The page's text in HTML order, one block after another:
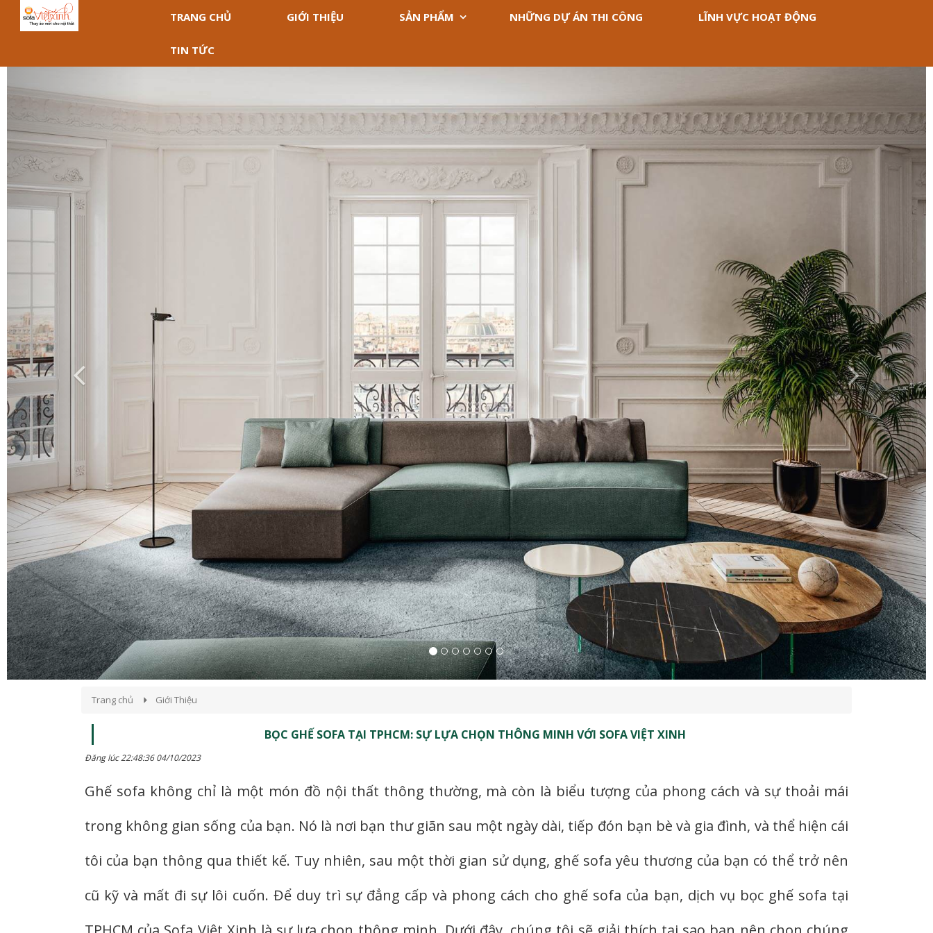
TRANG CHỦ GIỚI THIỆU SẢN PHẨM NHỮNG DỰ ÁN THI CÔNG LĨNH VỰC HOẠT ĐỘNG
TIN TỨC
Trang chủ Giới Thiệu
BỌC GHẾ SOFA TẠI TPHCM: SỰ LỰA CHỌN THÔNG MINH VỚI SOFA VIỆT XINH
Đăng lúc 22:48:36 04/10/2023
Ghế sofa không chỉ là một món đồ nội thất thông thường, mà còn là biểu tượng của phong cách và sự thoải mái
trong không gian sống của bạn. Nó là nơi bạn thư giãn sau một ngày dài, tiếp đón bạn bè và gia đình, và thể hiện cái
tôi của bạn thông qua thiết kế. Tuy nhiên, sau một thời gian sử dụng, ghế sofa yêu thương của bạn có thể trở nên
cũ kỹ và mất đi sự lôi cuốn. Để duy trì sự đẳng cấp và phong cách cho ghế sofa của bạn, dịch vụ bọc ghế sofa tại